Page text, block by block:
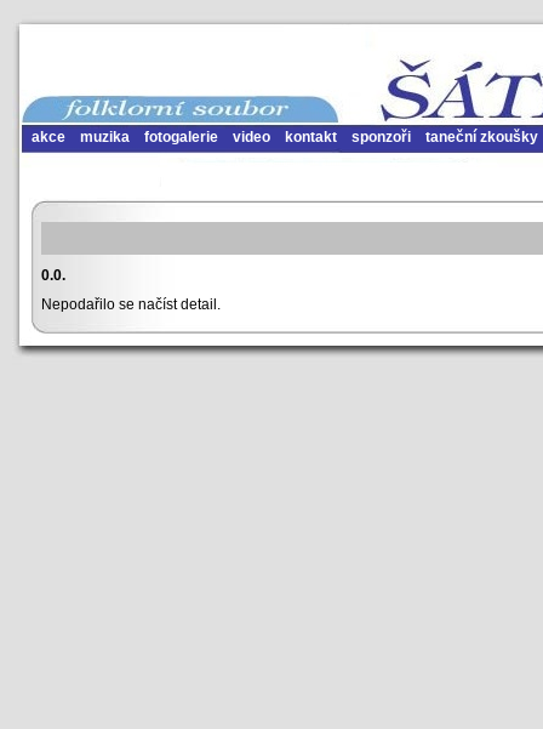
akce muzika fotogalerie video kontakt sponzoři taneční zkoušky
0.0.
Nepodařilo se načíst detail.